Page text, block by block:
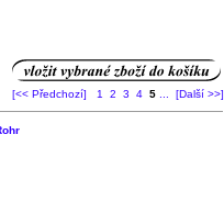
[<< Předchozí] 1 2 3 4 5 [Další >>]